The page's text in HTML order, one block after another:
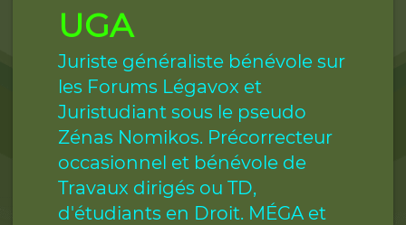
UGA
Juriste généraliste bénévole sur
les Forums Légavox et
Juristudiant sous le pseudo
Zénas Nomikos. Précorrecteur
occasionnel et bénévole de
Travaux dirigés ou TD,
d'étudiants en Droit. MÉGA et